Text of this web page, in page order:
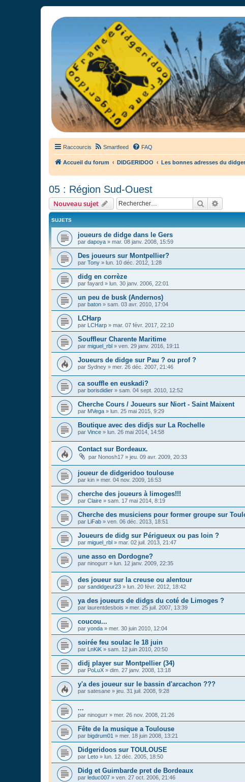
France Didgeridoo
Didgeridoo et Guimbarde sur France Didgeridoo - retrouvez la communauté.
Raccourcis Smartfeed FAQ
Accueil du forum DIDGERIDOO Les bonnes adresses du
05 : Région Sud-Ouest
Nouveau sujet Rechercher
SUJETS
joueurs de didge dans le Gers
par dapoya » mar. 08 janv. 2008, 15:59
Des joueurs sur Montpellier?
par Tony » lun. 10 déc. 2012, 1:28
didg en corrèze
par fayard » lun. 30 janv. 2006, 22:01
un peu de busk (Andernos)
par baton » sam. 03 avr. 2010, 17:04
LCHarp
par LCHarp » mar. 07 févr. 2017, 22:10
Souffleur Charente Maritime
par miguel_rbl » ven. 29 janv. 2016, 19:11
Joueurs de didge sur Pau ? ou prof ?
par Sydney » mer. 26 déc. 2007, 21:46
ca souffle en euskadi?
par borisdidier » sam. 04 sept. 2010, 12:52
Cherche Cours / Joueurs sur Niort - Saint Maixent
par MVega » lun. 25 mai 2015, 9:29
Boutique avec des didjs sur La Rochelle
par Vince » lun. 26 mai 2014, 14:58
Contact sur Bordeaux.
par Nonosh17 » jeu. 09 avr. 2009, 20:33
joueur de didgeridoo toulouse
par kin » mer. 04 nov. 2009, 16:53
cherche des joueurs à limoges!!!
par Claire » sam. 17 mai 2014, 8:19
Cherche des musiciens pour former groupe sur
par LiFab » ven. 06 déc. 2013, 18:51
Joueurs de didg sur Périgueux ou pas loin ?
par miguel_rbl » mar. 02 juil. 2013, 21:47
une asso en Dordogne?
par ninogurr » lun. 12 janv. 2009, 22:35
des joueur sur la creuse ou alentour
par sandidgeur23 » lun. 20 févr. 2012, 18:42
ya des joueurs de didgs du coté de Limoges ?
par laurentdesbois » mer. 25 juil. 2007, 13:39
coucou...
par yonda » mer. 30 juin 2010, 12:04
soirée feu soulac le 18 juin
par LnKiK » sam. 12 juin 2010, 20:50
didj player sur Montpellier (34)
par PoLuX » dim. 27 janv. 2008, 13:18
y'a des joueur sur le bassin d'arcachon ???
par satesane » jeu. 31 juil. 2008, 9:28
...
par ninogurr » mer. 26 nov. 2008, 21:26
Fête de la musique a Toulouse
par bigdrum01 » mer. 18 juin 2008, 13:21
Didgeridoos sur TOULOUSE
par Leto » lun. 12 déc. 2005, 18:50
Didg et Guimbarde pret de Bordeaux
par leduc007 » ven. 27 oct. 2006, 21:46